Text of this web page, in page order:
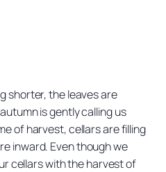
shorter, the leaves are
is gently calling us
of harvest, cellars are filling
inward. Even though we
cellars with the harvest of